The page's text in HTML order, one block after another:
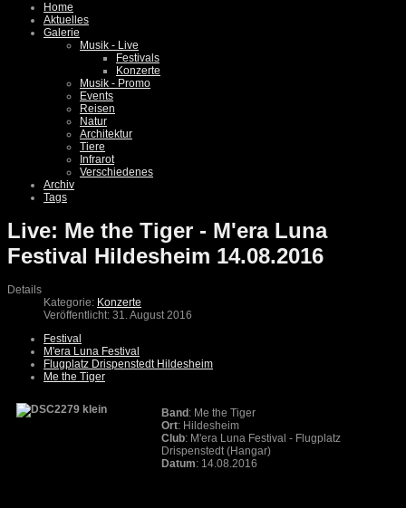
Home
Aktuelles
Galerie
Musik - Live
Festivals
Konzerte
Musik - Promo
Events
Reisen
Natur
Architektur
Tiere
Infrarot
Verschiedenes
Archiv
Tags
Live: Me the Tiger - M'era Luna
Festival Hildesheim 14.08.2016
Details
Kategorie: Konzerte
Veröffentlicht: 31. August 2016
Festival
M'era Luna Festival
Flugplatz Drispenstedt Hildesheim
Me the Tiger
Band : Me the Tiger
Ort: Hildesheim
Club: M'era Luna Festival - Flugplatz
Drispenstedt (Hangar)
Datum: 14.08.2016